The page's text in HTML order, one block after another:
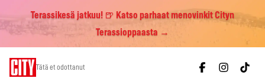
Terassikesä jatkuu! 🍺 Katso parhaat menovinkit Cityn
Terassioppaasta →
Tätä et odottanut